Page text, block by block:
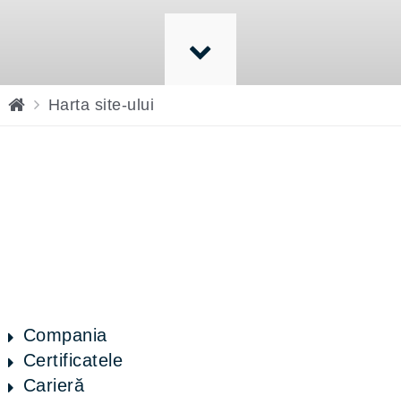
H
Harta site-ului
Compania
Certificatele
Carieră